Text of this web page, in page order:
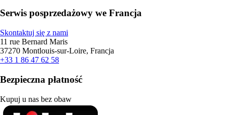
Serwis posprzedażowy we Francja
Skontaktuj się z nami
11 rue Bernard Maris
37270 Montlouis-sur-Loire, Francja
+33 1 86 47 62 58
Bezpieczna płatność
Kupuj u nas bez obaw